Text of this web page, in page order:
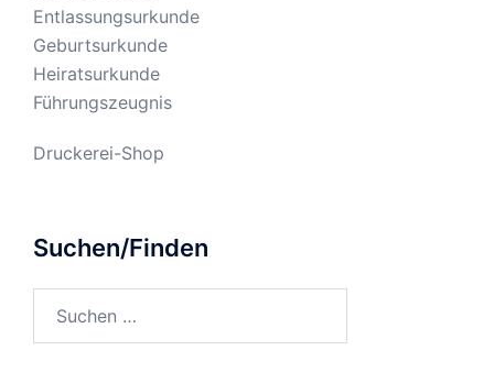
Entlassungsurkunde
Geburtsurkunde
Heiratsurkunde
Führungszeugnis
Druckerei-Shop
Suchen/Finden
nach: